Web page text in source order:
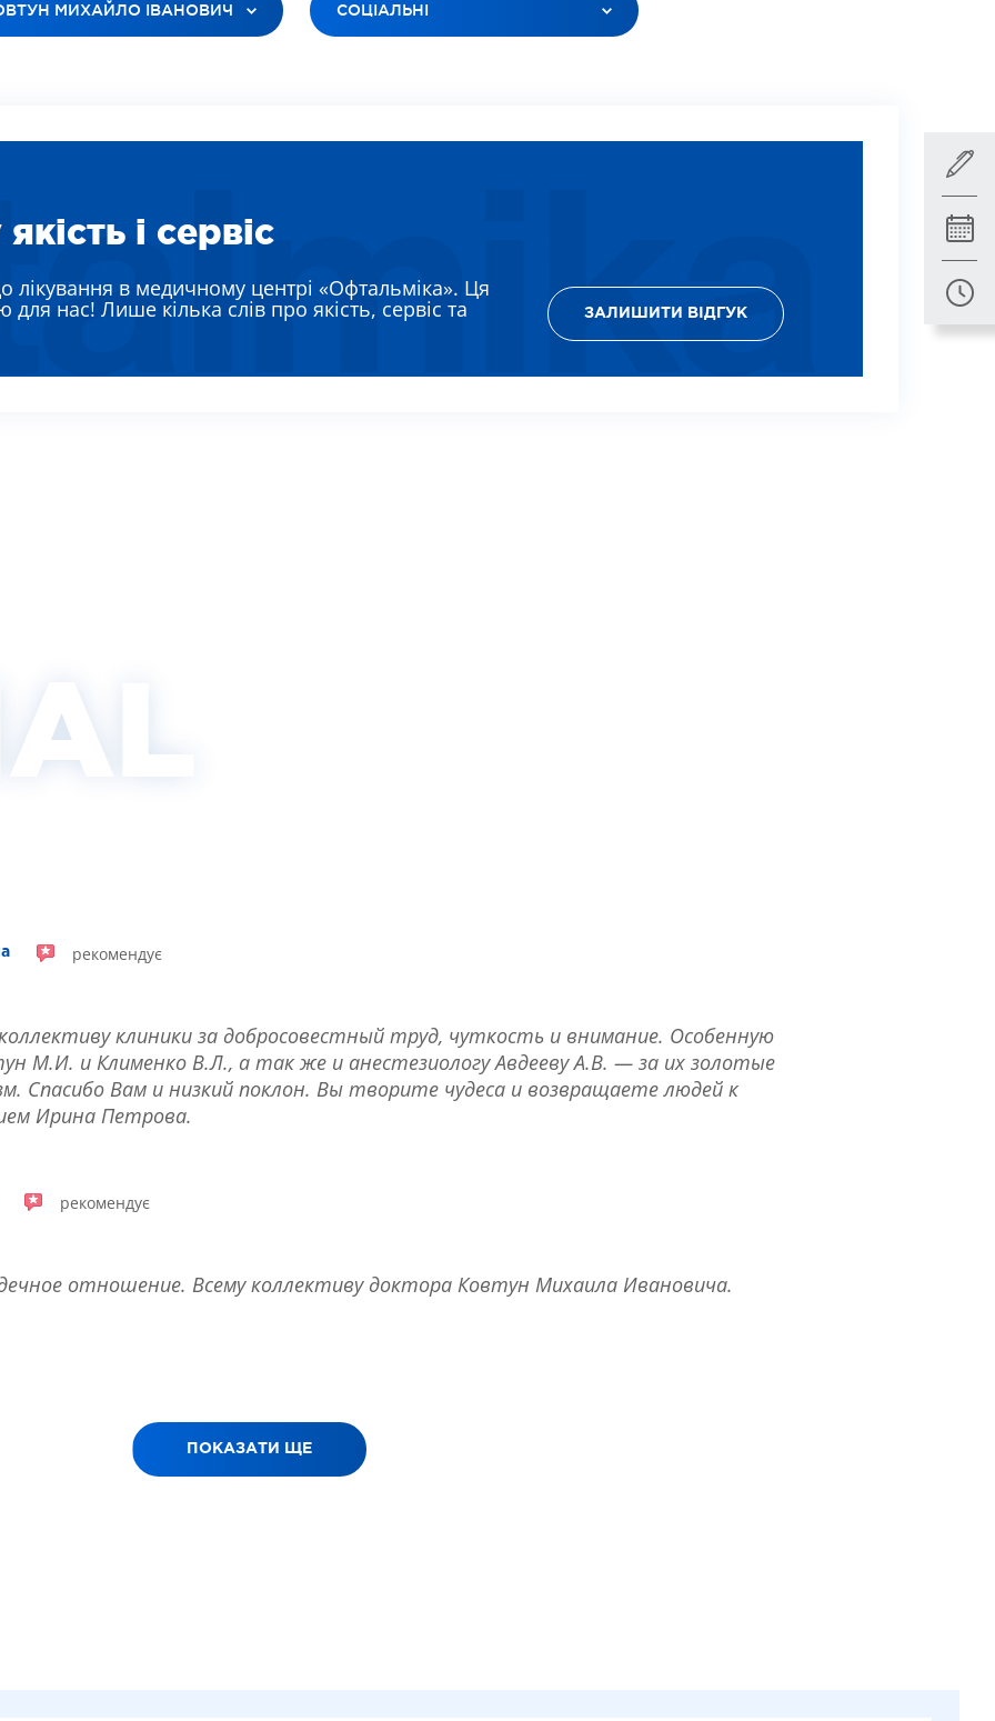
МИХАЙЛО ІВАНОВИЧ
ГАННА ЄВГЕНІЇВНА
МИХАЙЛО ІВАНОВИЧ
АЛЛА ВІКТОРІВНА
СОЦІАЛЬНІ
і сервіс
лікування в медичному центрі «Офтальміка». Ця
нас! Лише кілька слів про якість, сервіс та ЗАЛИШИТИ ВІДГУК
рекомендує
клиники за добросовестный труд, чуткость и внимание. Особенную
М.И. и Клименко В.Л., а так же и анестезиологу Авдееву А.В. — за их золотые
Спасибо Вам и низкий поклон. Вы творите чудеса и возвращаете людей к
Ирина Петрова.
рекомендує
отношение. Всему коллективу доктора Ковтун Михаила Ивановича.
ПОКАЗАТИ ЩЕ